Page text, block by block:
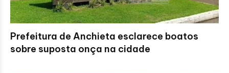
Prefeitura de Anchieta esclarece boatos
sobre suposta onça na cidade